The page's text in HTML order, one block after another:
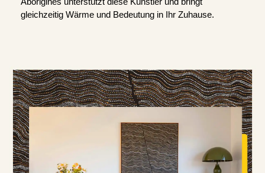
gleichzeitig Wärme und Bedeutung in Ihr Zuhause.